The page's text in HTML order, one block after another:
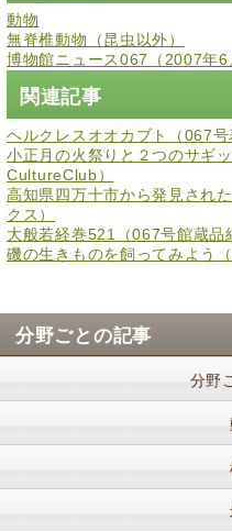
動物
無脊椎動物（昆虫以外）
博物館ニュース067（2007年6
関連記事
ヘルクレスオオカブト（067号
小正月の火祭りと２つのサギ
CultureClub）
高知県四万十市から発見され
クス）
大般若経巻521（067号館蔵品
磯の生きものを飼ってみよう
分野ごとの記事
分野